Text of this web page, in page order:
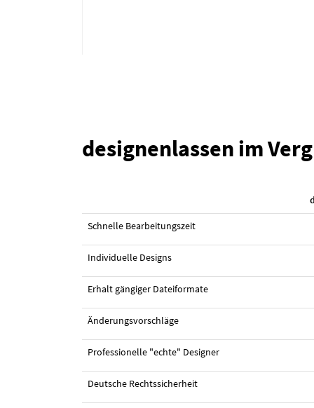
#26 Logo-Design von
designenlassen im
Schnelle Bearbeitungszeit
Individuelle Designs
Erhalt gängiger Dateiformate
Änderungsvorschläge
Professionelle "echte" Designer
Deutsche Rechtssicherheit